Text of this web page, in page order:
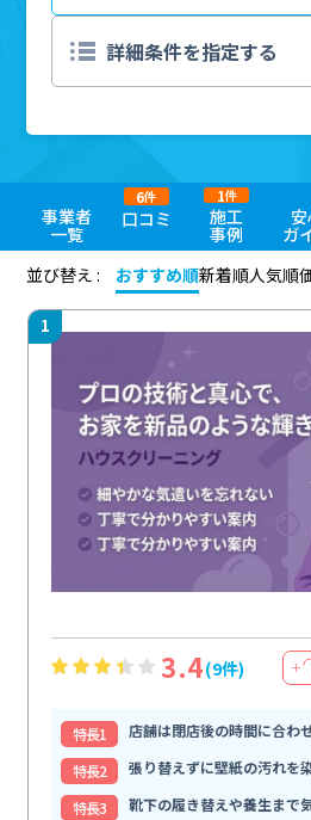
事業者
一覧
口コミ
6件
施工
事例
1件
ガ
並び替え :
おすすめ順新着順人気順
1
3.4(9件) ＋
特⻑1
店舗は閉店後の時間に合わ
特⻑2
張り替えずに壁紙の汚れを
特⻑3
靴下の履き替えや養生まで